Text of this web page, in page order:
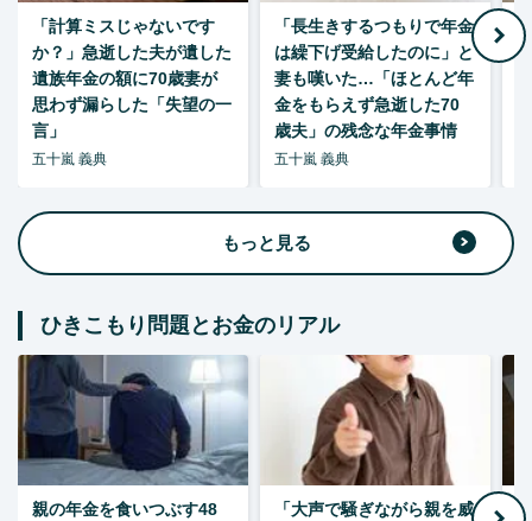
「計算ミスじゃないです
か？」急逝した夫が遺した
遺族年金の額に70歳妻が
思わず漏らした「失望の一
言」
五十嵐 義典
「長生きするつもりで年金
は繰下げ受給したのに」と
妻も嘆いた…「ほとんど年
金をもらえず急逝した70
歳夫」の残念な年金事情
五十嵐 義典
もっと見る
ひきこもり問題とお金のリアル
親の年金を食いつぶす48
「大声で騒ぎながら親を威